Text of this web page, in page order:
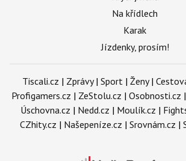
Na křídlech
Karak
Jízdenky, prosím!
Tiscali.cz | Zprávy| Sport | Ženy|
Profigamers.cz | ZeStolu.cz | Osobnosti.cz |
Úschovna.cz | Nedd.cz | Moulík.cz |
CZhity.cz | Našepeníze.cz | Srovnám.cz |